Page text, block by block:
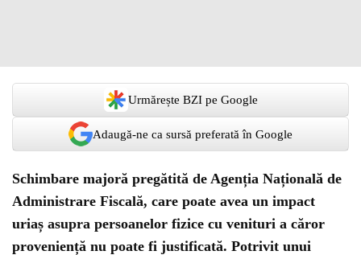
Urmărește BZI pe Google
Adaugă-ne ca sursă preferată în Google
Schimbare majoră pregătită de Agenția Națională de
Administrare Fiscală, care poate avea un impact
uriaș asupra persoanelor fizice cu venituri a căror
proveniență nu poate fi justificată. Potrivit unui